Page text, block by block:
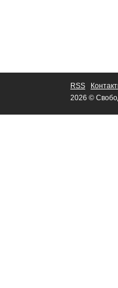
RSS
2026 ©